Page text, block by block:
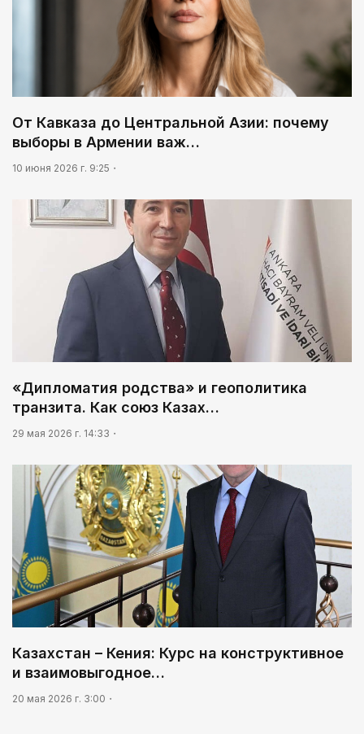
От Кавказа до Центральной Азии: почему
выборы в Армении важ…
10 июня 2026 г. 9:25
«Дипломатия родства» и геополитика
транзита. Как союз Казах…
29 мая 2026 г. 14:33
Казахстан – Кения: Курс на конструктивное
и взаимовыгодное…
20 мая 2026 г. 3:00